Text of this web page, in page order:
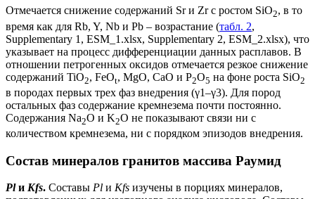
Отмечается снижение содержаний Sr и Zr с ростом SiO2, в то
время как для Rb, Y, Nb и Pb – возрастание (табл. 2,
Supplementary 1, ESM_1.xlsx, Supplementary 2, ESM_2.xlsx), что
указывает на процесс дифференциации данных расплавов. В
отношении петрогенных оксидов отмечается резкое снижение
содержаний TiO2, FeOt, MgO, CaO и P2O5 на фоне роста SiO2
в породах первых трех фаз внедрения (γ1–γ3). Для пород
остальных фаз содержание кремнезема почти постоянно.
Содержания Na2O и K2O не показывают связи ни с
количеством кремнезема, ни с порядком эпизодов внедрения.
Состав минералов гранитов массива Раумид
Plи Kfs. Составы Pl и Kfs изучены в порциях минералов,